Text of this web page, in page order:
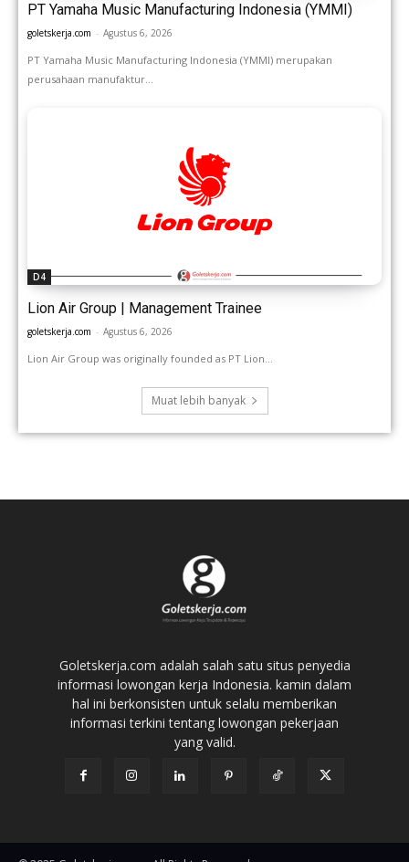
PT Yamaha Music Manufacturing Indonesia (YMMI)
goletskerja.com - Agustus 6, 2026
PT Yamaha Music Manufacturing Indonesia (YMMI) merupakan
perusahaan manufaktur...
D4
Lion Air Group | Management Trainee
goletskerja.com - Agustus 6, 2026
Lion Air Group was originally founded as PT Lion...
Muat lebih banyak
Goletskerja.com adalah salah satu situs penyedia
informasi lowongan kerja Indonesia. kamin dalam
hal ini berkonsisten untuk selalu memberikan
informasi terkini tentang lowongan pekerjaan
yang valid.